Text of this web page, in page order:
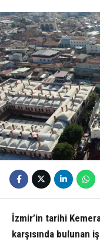
İzmir’in tarihi
karşısında bulunan